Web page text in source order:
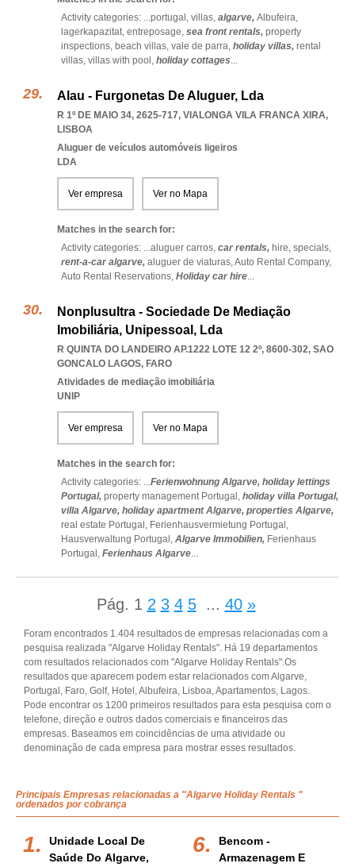
Activity categories: ...portugal, villas, algarve, Albufeira,
lagerkapazitat, entreposage, sea front rentals, property
inspections, beach villas, vale de parra, holiday villas, rental
villas, villas with pool, holiday cottages...
Alau - Furgonetas De Aluguer, Lda
R 1º DE MAIO 34, 2625-717, VIALONGA VILA FRANCA XIRA,
LISBOA
Aluguer de veículos automóveis ligeiros
LDA
Ver empresa Ver no Mapa
Matches in the search for:
Activity categories: ...aluguer carros, car rentals, hire, specials,
rent-a-car algarve, aluguer de viaturas,Auto Rental Company,
Auto Rental Reservations, Holiday car hire...
Nonplusultra - Sociedade De Mediação
Imobiliária, Unipessoal, Lda
R QUINTA DO LANDEIRO AP.1222 LOTE 12 2º, 8600-302, SAO
GONCALO LAGOS, FARO
Atividades de mediação imobiliária
UNIP
Ver empresa Ver no Mapa
Matches in the search for:
Activity categories: ...Ferienwohnung Algarve, holiday lettings
Portugal, property management Portugal, holiday villa Portugal,
villa Algarve, holiday apartment Algarve, properties Algarve,
real estate Portugal, Ferienhausvermietung Portugal,
Hausverwaltung Portugal, Algarve Immobilien, Ferienhaus
Portugal, Ferienhaus Algarve...
Pág. 1 2 3 4 5 ... 40 »
Foram encontrados 1.404 resultados de empresas relacionadas com a
pesquisa realizada "Algarve Holiday Rentals". Há 19 departamentos
com resultados relacionados com "Algarve Holiday Rentals".Os
resultados que aparecem podem estar relacionados com Algarve,
Portugal, Faro, Golf, Hotel, Albufeira, Lisboa, Apartamentos, Lagos.
Pode encontrar os 1200 primeiros resultados para esta pesquisa com o
telefone, direção e outros dados comerciais e financeiros das
empresas. Baseamos em coincidências de uma atividade ou
denominação de cada empresa para mostrar esses resultados.
Principais Empresas relacionadas a "Algarve Holiday Rentals "
ordenados por cobrança
Unidade Local De
Saúde Do Algarve,
Bencom -
Armazenagem E